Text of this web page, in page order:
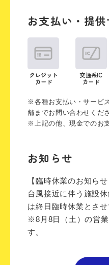
お支払い・提
クレジット
カード
交通系IC
カード
※各種お支払い・サービ
舗までお問い合わせくだ
※上記の他、現金でのお
お知らせ
【臨時休業のお知らせ
台風接近に伴う施設
は終日臨時休業とさせ
※8月8日（土）の営
す。